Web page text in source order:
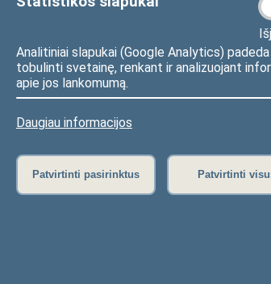
Analitiniai slapukai (Google Analytics) padeda
tobulinti svetainę, renkant ir analizuojant
apie jos lankomumą.
Daugiau informacijos
Patvirtinti pasirinktus Patvirtinti
Seimo narių balsavimų
Pradžia Seimo
Seimo narių
Pasirinkite kadenciją:
2024–2028 metų kadencija